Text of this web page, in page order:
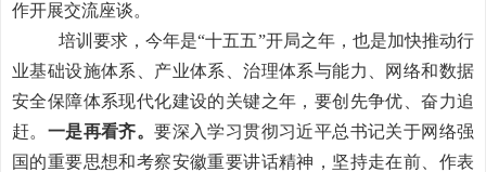
作开展交流座谈。
培训要求，今年是“十五五”开局之年，也是加快推动行
业基础设施体系、产业体系、治理体系与能力、网络和数据
安全保障体系现代化建设的关键之年，要创先争优、奋力追
赶。 一是再看齐。要深入学习贯彻习近平总书记关于网络强
国的重要思想和考察安徽重要讲话精神，坚持走在前、作表